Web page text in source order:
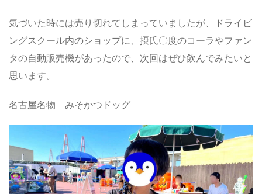
気づいた時には売り切れてしまっていましたが、ドライビ
ングスクール内のショップに、摂氏〇度のコーラやファン
タの自動販売機があったので、次回はぜひ飲んでみたいと
思います。
名古屋名物 みそかつドッグ